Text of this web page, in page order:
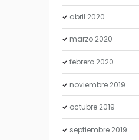
abril 2020
marzo 2020
febrero 2020
noviembre 2019
octubre 2019
septiembre 2019